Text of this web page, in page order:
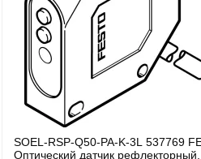
SOEL-RSP-Q50-PA-K-3L 537769
Оптический датчик